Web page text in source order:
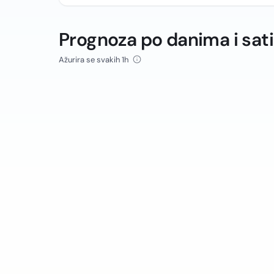
Prognoza po danima i
Ažurira se svakih 1h